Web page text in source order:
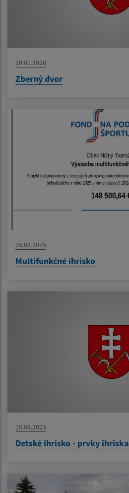
29.01.2026
Zberný dvor
05.03.2025
Multifunkčné ihrisko
15.08.2023
Detské ihrisko - prvky ihriska